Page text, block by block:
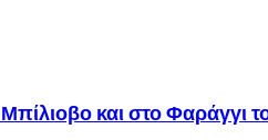
και στο Φαράγγι